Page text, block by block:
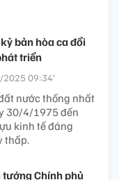
bản hòa ca đổi
triển
09:34’
nước thống nhất
30/4/1975 đến
kinh tế đáng
thấp.
tướng Chính phủ